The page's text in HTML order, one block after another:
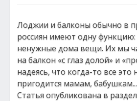
Лоджии и балконы обычно в
россиян имеют одну функцию:
ненужные дома вещи. Их мы
на балкон «с глаз долой» и
надеясь, что когда-то все
пригодится мамам, бабушкам...
Статья опубликована в